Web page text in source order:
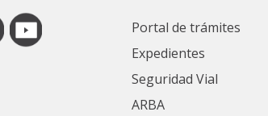
Portal de trámites
Expedientes
Seguridad Vial
ARBA